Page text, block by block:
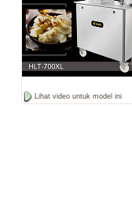
Lihat video untuk model ini